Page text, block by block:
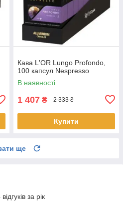
Кава L'OR Lungo Profondo,
100 капсул Nespresso
В наявності
1 407 ₴ 2 333 ₴
Купити
ще
за рік